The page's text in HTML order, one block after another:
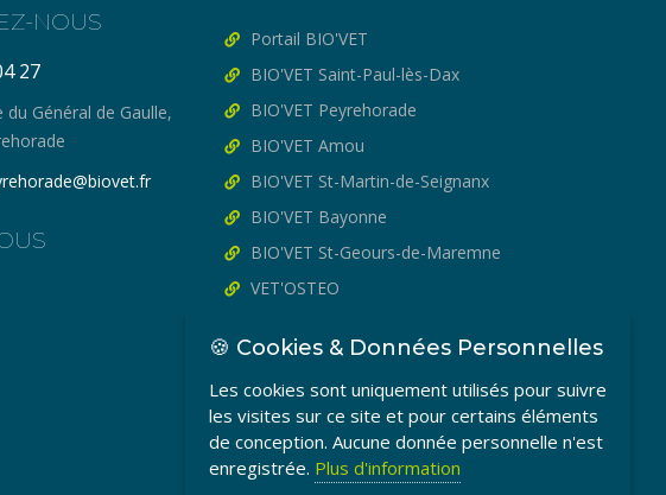
NOUS
27
du Général de Gaulle,
Portail BIO'VET
BIO'VET Saint-Paul-lès-Dax
BIO'VET Peyrehorade
BIO'VET Amou
BIO'VET St-Martin-de-Seignanx
BIO'VET Bayonne
BIO'VET St-Geours-de-Maremne
VET'OSTEO
🍪 Cookies & Données Personnelles
Les cookies sont uniquement utilisés pour suivre
les visites sur ce site et pour certains éléments
de conception. Aucune donnée personnelle n'est
enregistrée. Plus d'information